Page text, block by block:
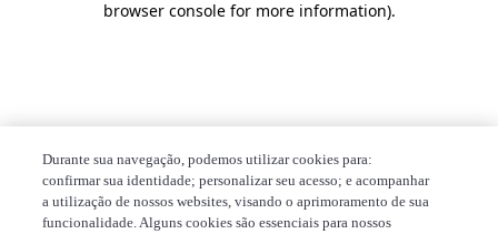
browser console for more information).
Durante sua navegação, podemos utilizar cookies para:
confirmar sua identidade; personalizar seu acesso; e acompanhar
a utilização de nossos websites, visando o aprimoramento de sua
funcionalidade. Alguns cookies são essenciais para nossos